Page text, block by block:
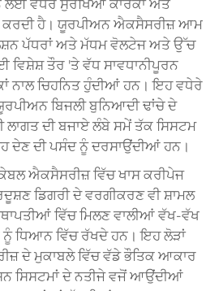
ਲਈ ਵਧੇਰੇ ਸੁਰੱਖਿਆ ਕਾਰਕਾਂ ਅਤੇ
ਕਰਦੀ ਹੈ। ਯੂਰਪੀਅਨ ਐਕਸੈਸਰੀਜ਼ ਆਮ
ਪੱਧਰਾਂ ਅਤੇ ਮੱਧਮ ਵੋਲਟੇਜ ਅਤੇ ਉੱਚ
ਤੌਰ 'ਤੇ ਵੱਧ ਸਾਵਧਾਨੀਪੂਰਨ
ਨਾਲ ਚਿਹਨਿਤ ਹੁੰਦੀਆਂ ਹਨ। ਇਹ ਵਧੇਰੇ
ਬਿਜਲੀ ਬੁਨਿਆਦੀ ਢਾਂਚੇ ਦੇ
ਦੀ ਬਜਾਏ ਲੰਬੇ ਸਮੇਂ ਤੱਕ ਸਿਸਟਮ
ਦੇਣ ਦੀ ਪਸੰਦ ਨੂੰ ਦਰਸਾਉਂਦੀਆਂ ਹਨ।
ਐਕਸੈਸਰੀਜ਼ ਵਿੱਚ ਖਾਸ ਕਰੀਪੇਜ
ਡਿਗਰੀ ਦੇ ਵਰਗੀਕਰਣ ਵੀ ਸ਼ਾਮਲ
ਵਿੱਚ ਮਿਲਣ ਵਾਲੀਆਂ ਵੱਖ-ਵੱਖ
ਨੂੰ ਧਿਆਨ ਵਿੱਚ ਰੱਖਦੇ ਹਨ। ਇਹ ਲੋੜਾਂ
ਦੇ ਮੁਕਾਬਲੇ ਵਿੱਚ ਵੱਡੇ ਭੌਤਿਕ ਆਕਾਰ
ਸਿਸਟਮਾਂ ਦੇ ਨਤੀਜੇ ਵਜੋਂ ਆਉਂਦੀਆਂ